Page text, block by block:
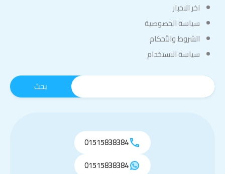
اخر الاخبار
سياسة الخصوصية
الشروط والأحكام
سياسة الاستخدام
01515838384
01515838384